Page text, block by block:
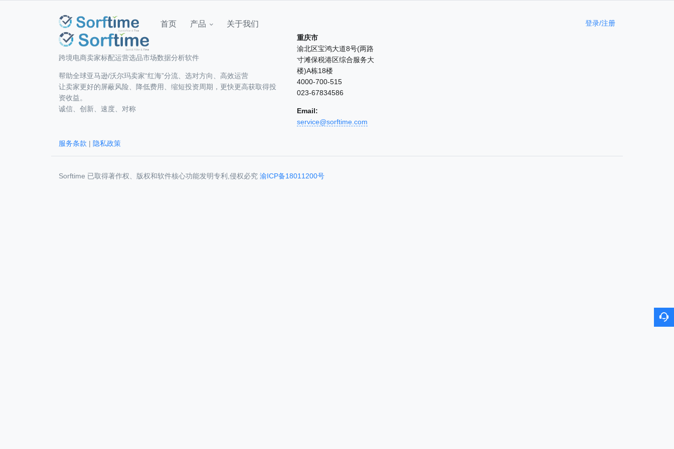
首页 产品 关于我们 登录/注册
跨境电商卖家标配运营选品市场数据分析软件
帮助全球亚马逊/沃尔玛卖家“红海”分流、选对方向、高效运营
让卖家更好的屏蔽风险、降低费用、缩短投资周期，更快更高获取得投
资收益。
诚信、创新、速度、对称
重庆市
渝北区宝鸿大道8号(两路
寸滩保税港区综合服务大
楼)A栋18楼
4000-700-515
023-67834586
Email:
service@sorftime.com
服务条款 | 隐私政策
Sorftime 已取得著作权、版权和软件核心功能发明专利,侵权必究 渝ICP备18011200号